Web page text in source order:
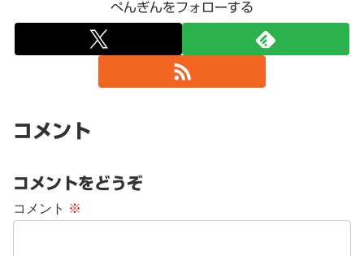
ぺんぎんをフォローする
コメント
コメントをどうぞ
コメント ※